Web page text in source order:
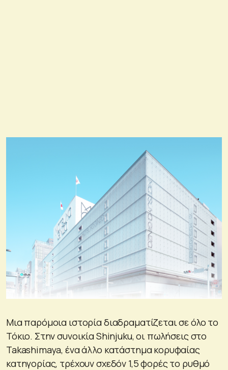
Μια παρόμοια ιστορία διαδραματίζεται σε όλο το
Τόκιο. Στην συνοικία Shinjuku, οι πωλήσεις στο
Takashimaya, ένα άλλο κατάστημα κορυφαίας
κατηγορίας, τρέχουν σχεδόν 1,5 φορές το ρυθμό